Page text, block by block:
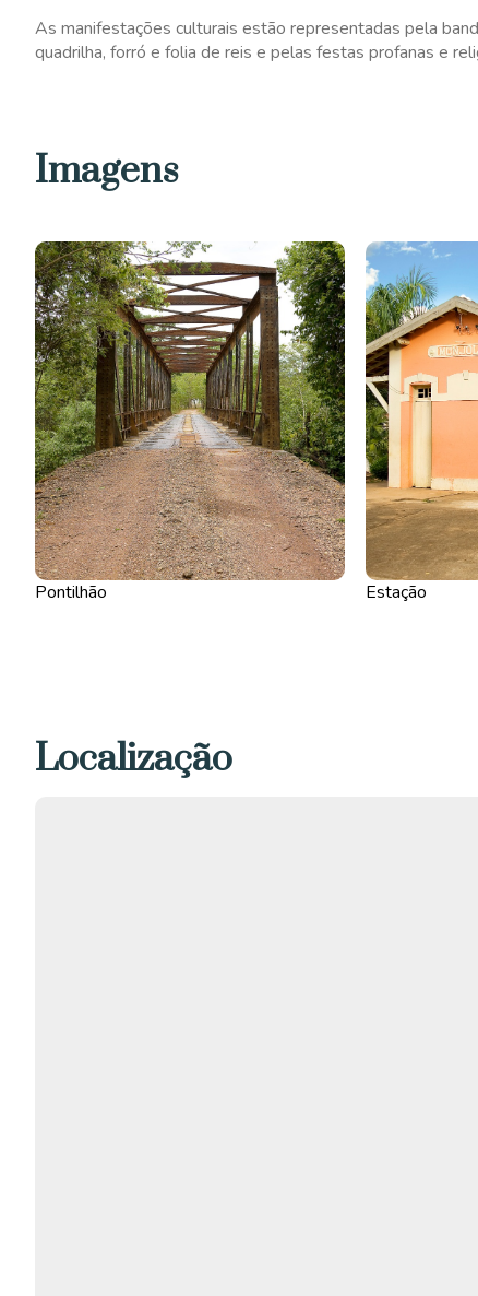
As manifestações culturais estão representadas pela
quadrilha, forró e folia de reis e pelas festas profanas e
Imagens
Pontilhão Estação
Localização